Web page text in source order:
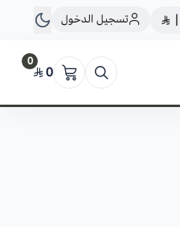
| تسجيل الدخول
0
0